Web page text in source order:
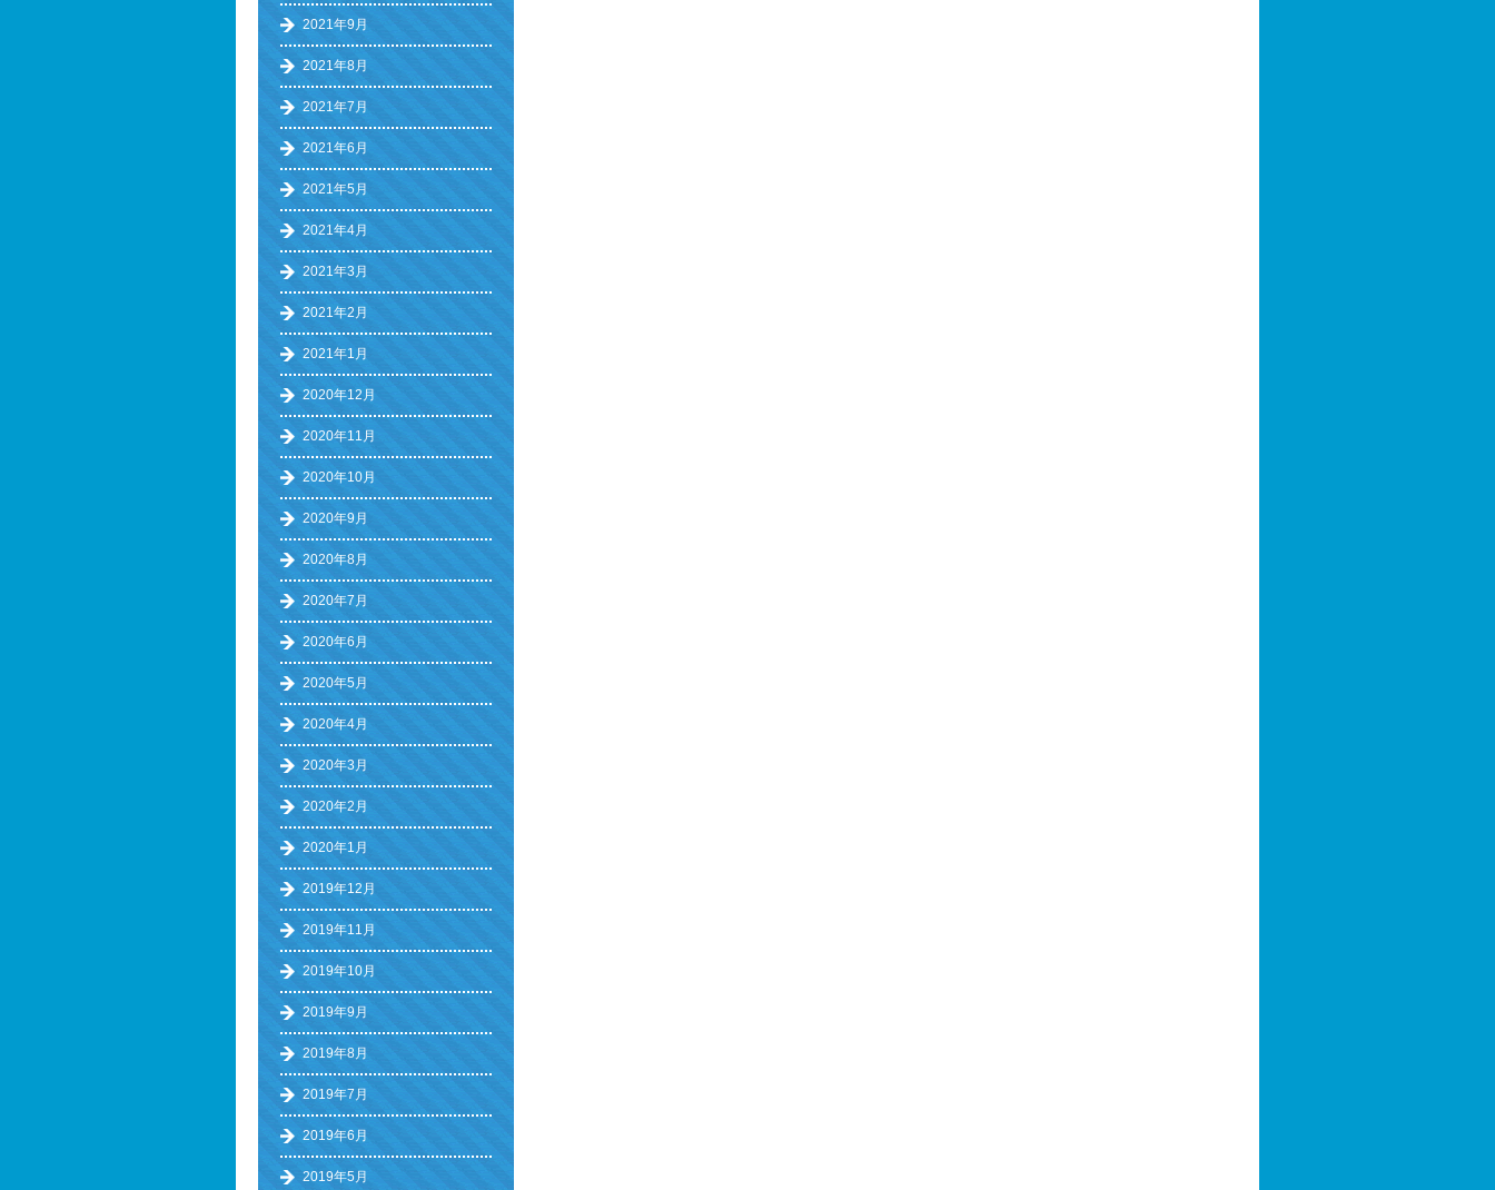
2021年9月
2021年8月
2021年7月
2021年6月
2021年5月
2021年4月
2021年3月
2021年2月
2021年1月
2020年12月
2020年11月
2020年10月
2020年9月
2020年8月
2020年7月
2020年6月
2020年5月
2020年4月
2020年3月
2020年2月
2020年1月
2019年12月
2019年11月
2019年10月
2019年9月
2019年8月
2019年7月
2019年6月
2019年5月